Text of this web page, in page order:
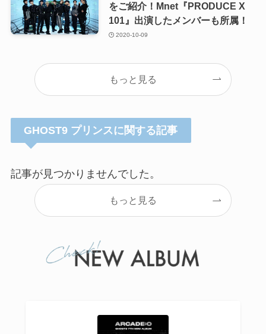
をご紹介！Mnet『PRODUCE X
101』出演したメンバーも所属！
2020-10-09
もっと見る
GHOST9 プリンスに関する記事
記事が見つかりませんでした。
もっと見る